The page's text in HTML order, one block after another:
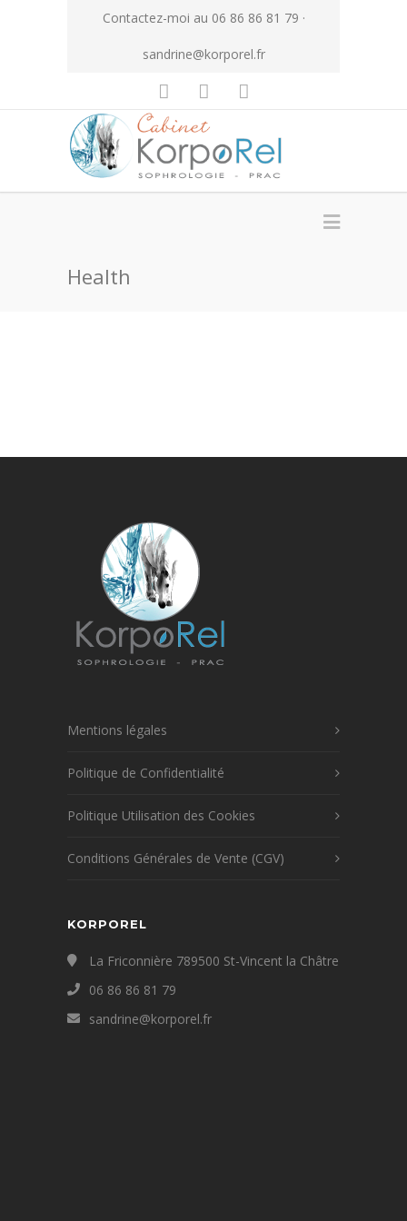
Contactez-moi au 06 86 86 81 79 ·
sandrine@korporel.fr
Health
Mentions légales
Politique de Confidentialité
Politique Utilisation des Cookies
Conditions Générales de Vente (CGV)
KORPOREL
La Friconnière 789500 St-Vincent la Châtre
06 86 86 81 79
sandrine@korporel.fr